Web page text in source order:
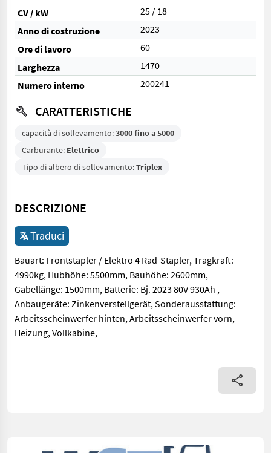
CV / kW
25 / 18
Anno di costruzione
2023
Ore di lavoro
60
Larghezza
1470
Numero interno
200241
CARATTERISTICHE
capacità di sollevamento:3000 fino a 5000
Carburante: Elettrico
Tipo di albero di sollevamento:Triplex
DESCRIZIONE
Traduci
Bauart: Frontstapler / Elektro 4 Rad-Stapler, Tragkraft:
4990kg, Hubhöhe: 5500mm, Bauhöhe: 2600mm,
Gabellänge: 1500mm, Batterie: Bj. 2023 80V 930Ah ,
Anbaugeräte: Zinkenverstellgerät, Sonderausstattung:
Arbeitsscheinwerfer hinten, Arbeitsscheinwerfer vorn,
Heizung, Vollkabine,
Bauart: Frontstapler / Elektro 4 Rad-Stapler, Tragkraft: